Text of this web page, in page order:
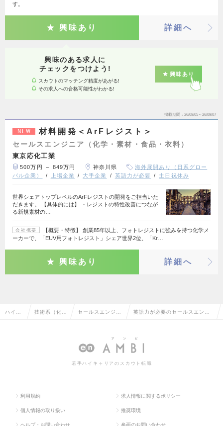
す。
興味あり 詳細へ
興味のある求人に
チェックをつけよう!
スカウトのマッチング精度があがる!
その求人への合格可能性がわかる!
興味あり
掲載期間 26/08/05～26/09/07
NEW 材料開発＜ArFレジスト＞
セールスエンジニア（化学・素材・食品・衣料）
東京応化工業
500万円 ～ 849万円 神奈川県
海外展開あり（日系グロー
バル企業）
上場企業 大手企業 英語力が必要 土日祝休み
世界シェアトップレベルのArFレジストの開発をご担当いた
だきます。 【具体的には】 ・レジストの特性改善につなが
る新規素材の…
会社概要
【概要・特徴】 創業85年以上、フォトレジストに強みを持つ化学メ
ーカーで、「EUV用フォトレジスト」シェア世界2位、「Kr…
興味あり 詳細へ
ハイク 技術系（化 セールスエンジニ
食品・衣料）
英語力が必要のセールスエンジ
料）の転職・求人情報一覧
若手ハイキャリアのスカウト転職
利用規約 求人情報に関するポリシー
個人情報の取り扱い 推奨環境
ヘルプ・お問い合わせ 参画のお問い合わせ